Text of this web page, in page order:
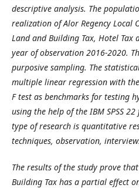
descriptive analysis. The
realization of Alor Regency Local
Land and Building Tax, Hotel Tax
year of observation 2016-2020.
purposive sampling. The
multiple linear regression with
F test as benchmarks for testing
using the help of the IBM SPSS
type of research is quantitative
techniques, observation,
The results of the study prove
Building Tax has a partial effect